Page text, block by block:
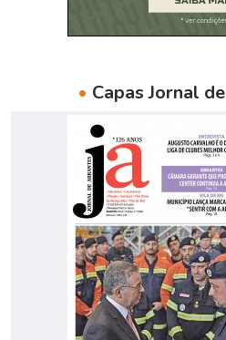
• Capas Jornal